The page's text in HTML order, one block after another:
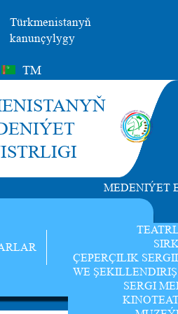
Türkmenistanyň
kanunçylygy
TM
MEDENIÝET
ÇEPERÇILIK
WE
SERGI